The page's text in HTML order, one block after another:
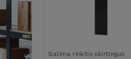
Galima rinktis skirtingus